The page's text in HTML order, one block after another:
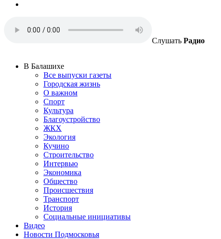
Слушать Радио
В Балашихе
Все выпуски газеты
Городская жизнь
О важном
Спорт
Культура
Благоустройство
ЖКХ
Экология
Кучино
Строительство
Интервью
Экономика
Общество
Происшествия
Транспорт
История
Социальные инициативы
Видео
Новости Подмосковья